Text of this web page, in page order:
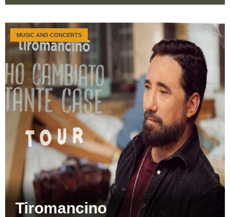
Tiromancino
MUSIC AND CONCERTS